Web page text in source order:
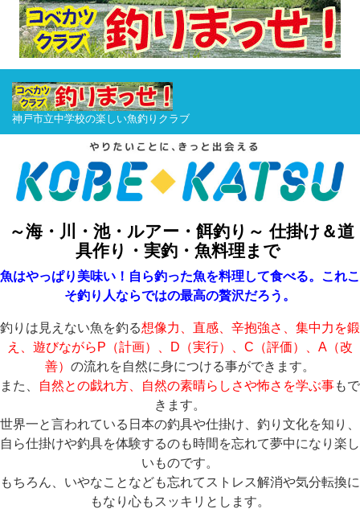
神戸市立中学校の楽しい魚釣りクラブ
～海・川・池・ルアー・餌釣り～ 仕掛け＆道
具作り・実釣・魚料理まで
魚はやっぱり美味い！自ら釣った魚を料理して食べる。これこ
そ釣り人ならではの最高の贅沢だろう。
釣りは見えない魚を釣る想像力、直感、辛抱強さ、集中力を鍛
え、遊びながらP（計画）、D（実行）、C（評価）、A（改
善） の流れを自然に身につける事ができます。
また、
自然との戯れ方、自然の素晴らしさや怖さを学ぶ事もで
きます。
世界一と言われている日本の釣具や仕掛け、釣り文化を知り、
自ら仕掛けや釣具を体験するのも時間を忘れて夢中になり楽し
いものです。
もちろん、いやなことなども忘れてストレス解消や気分転換に
もなり心もスッキリとします。